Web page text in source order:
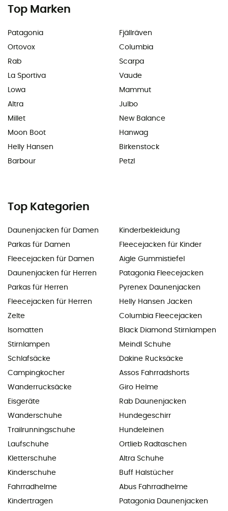
Top Marken
Patagonia
Ortovox
Rab
La Sportiva
Lowa
Altra
Millet
Moon Boot
Helly Hansen
Barbour
Fjällräven
Columbia
Scarpa
Vaude
Mammut
Julbo
New Balance
Hanwag
Birkenstock
Petzl
Top Kategorien
Daunenjacken für Damen
Parkas für Damen
Fleecejacken für Damen
Daunenjacken für Herren
Parkas für Herren
Fleecejacken für Herren
Zelte
Isomatten
Stirnlampen
Schlafsäcke
Campingkocher
Wanderrucksäcke
Eisgeräte
Wanderschuhe
Trailrunningschuhe
Laufschuhe
Kletterschuhe
Kinderschuhe
Fahrradhelme
Kindertragen
Kinderbekleidung
Fleecejacken für Kinder
Aigle Gummistiefel
Patagonia Fleecejacken
Pyrenex Daunenjacken
Helly Hansen Jacken
Columbia Fleecejacken
Black Diamond Stirnlampen
Meindl Schuhe
Dakine Rucksäcke
Assos Fahrradshorts
Giro Helme
Rab Daunenjacken
Hundegeschirr
Hundeleinen
Ortlieb Radtaschen
Altra Schuhe
Buff Halstücher
Abus Fahrradhelme
Patagonia Daunenjacken